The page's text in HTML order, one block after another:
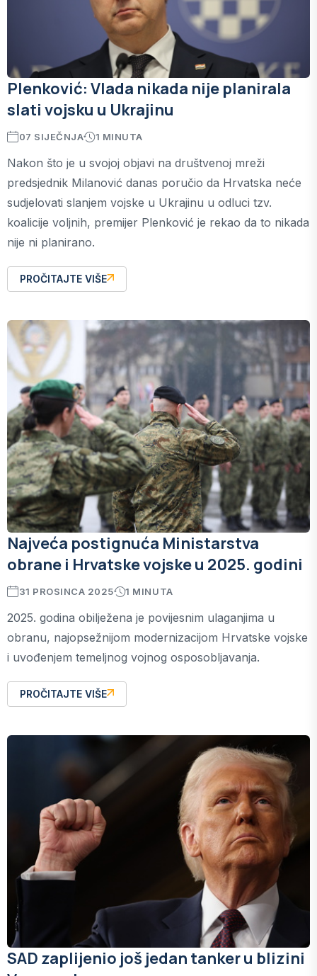
Plenković: Vlada nikada nije planirala
slati vojsku u Ukrajinu
07 SIJEČNJA 1 MINUTA
Nakon što je u svojoj objavi na društvenoj mreži
predsjednik Milanović danas poručio da Hrvatska neće
sudjelovati slanjem vojske u Ukrajinu u odluci tzv.
koalicije voljnih, premijer Plenković je rekao da to nikada
nije ni planirano.
PROČITAJTE VIŠE
Najveća postignuća Ministarstva
obrane i Hrvatske vojske u 2025. godini
31 PROSINCA 2025 1 MINUTA
2025. godina obilježena je povijesnim ulaganjima u
obranu, najopsežnijom modernizacijom Hrvatske vojske
i uvođenjem temeljnog vojnog osposobljavanja.
PROČITAJTE VIŠE
SAD zaplijenio još jedan tanker u blizini